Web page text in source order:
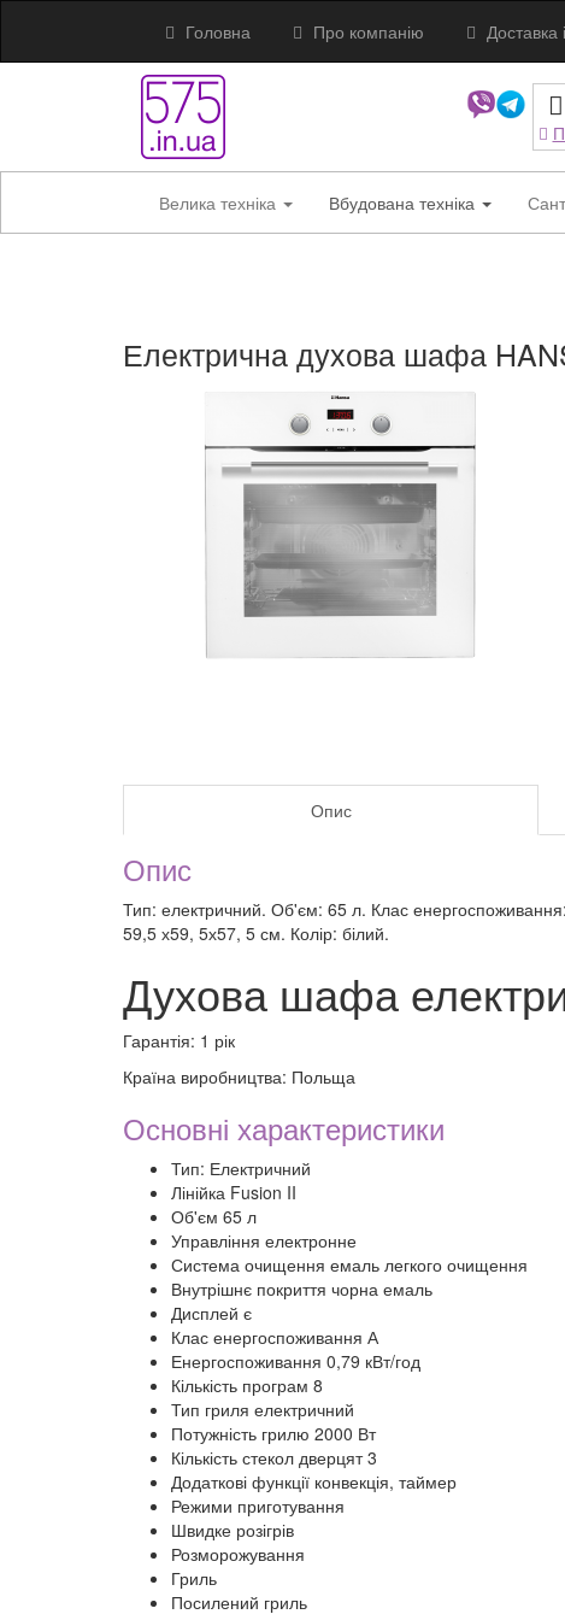
Головна Про компанію Доставка
Велика техніка Вбудована техніка
Електрична духова шафа
Опис
Опис
Тип: електричний. Об'єм: 65 л. Клас
59,5 х59, 5х57, 5 см. Колір: білий.
Духова шафа
Гарантія: 1 рік
Країна виробництва: Польща
Основні характеристики
Тип: Електричний
Лінійка Fusion II
Об'єм 65 л
Управління електронне
Система очищення емаль легкого очищення
Внутрішнє покриття чорна емаль
Дисплей є
Клас енергоспоживання А
Енергоспоживання 0,79 кВт/год
Кількість програм 8
Тип гриля електричний
Потужність грилю 2000 Вт
Кількість стекол дверцят 3
Додаткові функції конвекція, таймер
Режими приготування
Швидке розігрів
Розморожування
Гриль
Посилений гриль